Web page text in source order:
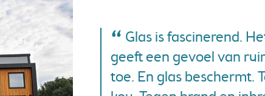
Glas is fascinerend.
geeft een gevoel van
toe. En glas beschermt.